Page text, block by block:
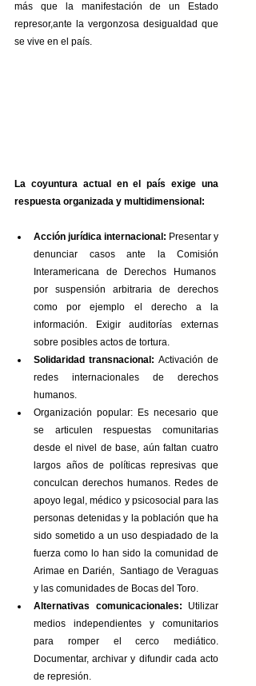
más que la manifestación de un Estado
represor,ante la vergonzosa desigualdad que
se vive en el país.
La coyuntura actual en el país exige una
respuesta organizada y multidimensional:
Acción jurídica internacional: Presentar y
denunciar casos ante la Comisión
Interamericana de Derechos Humanos
por suspensión arbitraria de derechos
como por ejemplo el derecho a la
información. Exigir auditorías externas
sobre posibles actos de tortura.
Solidaridad transnacional: Activación de
redes internacionales de derechos
humanos.
Organización popular: Es necesario que
se articulen respuestas comunitarias
desde el nivel de base, aún faltan cuatro
largos años de políticas represivas que
conculcan derechos humanos. Redes de
apoyo legal, médico y psicosocial para las
personas detenidas y la población que ha
sido sometido a un uso despiadado de la
fuerza como lo han sido la comunidad de
Arimae en Darién,  Santiago de Veraguas
y las comunidades de Bocas del Toro.
Alternativas comunicacionales: Utilizar
medios independientes y comunitarios
para romper el cerco mediático.
Documentar, archivar y difundir cada acto
de represión.